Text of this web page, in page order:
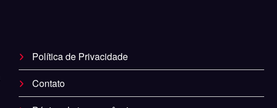
Política de Privacidade
Contato